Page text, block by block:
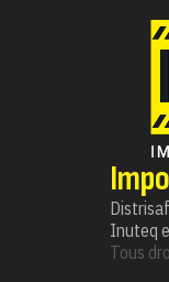
Inuteq
Tous